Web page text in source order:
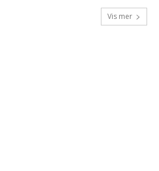
Vis mer